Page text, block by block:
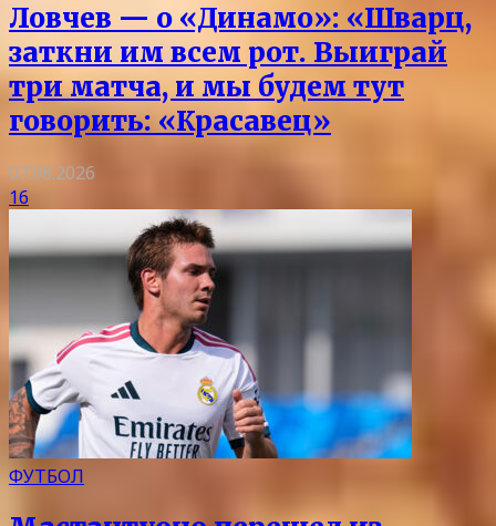
Ловчев — о «Динамо»: «Шварц,
заткни им всем рот. Выиграй
три матча, и мы будем тут
говорить: «Красавец»
07.08.2026
16
ФУТБОЛ